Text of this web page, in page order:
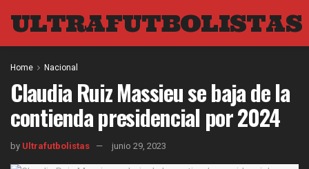
ULTRAFUTBOLISTAS
Home Nacional
Claudia Ruiz Massieu se baja de la
contienda presidencial por 2024
by Ultrafutbolistas junio 29, 2023